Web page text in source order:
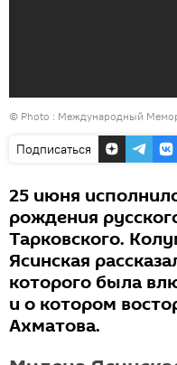
© Photo : Международный
Подписаться
25 июня
рождения
Тарковского.
Ясинская
которого была
и о котором
Ахматова.